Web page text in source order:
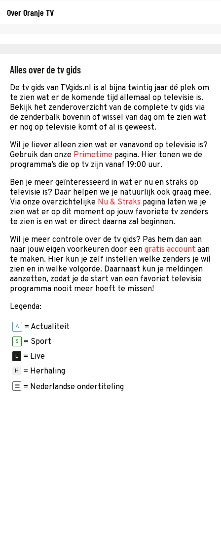
Over Oranje TV
Alles over de tv gids
De tv gids van TVgids.nl is al bijna twintig jaar dé plek om
te zien wat er de komende tijd allemaal op televisie is.
Bekijk het zenderoverzicht van de complete tv gids via
de zenderbalk bovenin of wissel van dag om te zien wat
er nog op televisie komt of al is geweest.
Wil je liever alleen zien wat er vanavond op televisie is?
Gebruik dan onze Primetime pagina. Hier tonen we de
programma’s die op tv zijn vanaf 19:00 uur.
Ben je meer geïnteresseerd in wat er nu en straks op
televisie is? Daar helpen we je natuurlijk ook graag mee.
Via onze overzichtelijke Nu & Straks pagina laten we je
zien wat er op dit moment op jouw favoriete tv zenders
te zien is en wat er direct daarna zal beginnen.
Wil je meer controle over de tv gids? Pas hem dan aan
naar jouw eigen voorkeuren door een gratis account aan
te maken. Hier kun je zelf instellen welke zenders je wil
zien en in welke volgorde. Daarnaast kun je meldingen
aanzetten, zodat je de start van een favoriet televisie
programma nooit meer hoeft te missen!
Legenda:
A = Actualiteit
S = Sport
L = Live
H
= Herhaling
= Nederlandse ondertiteling